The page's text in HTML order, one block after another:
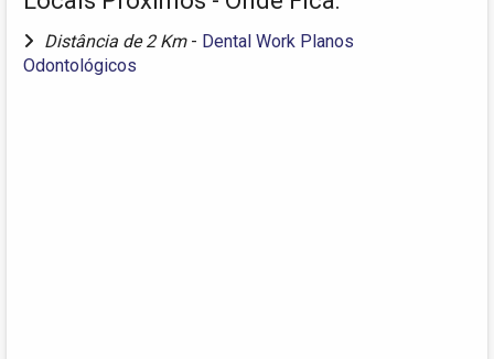
Distância de 2 Km - Dental Work Planos
Odontológicos